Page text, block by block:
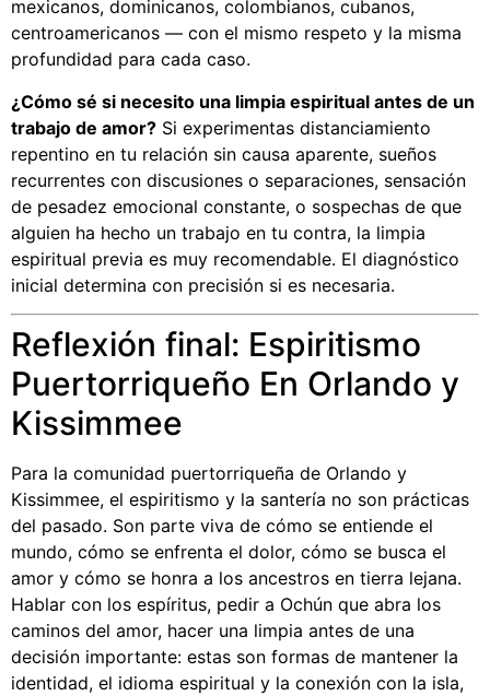
mexicanos, dominicanos, colombianos, cubanos,
centroamericanos — con el mismo respeto y la misma
profundidad para cada caso.
¿Cómo sé si necesito una limpia espiritual antes de un
trabajo de amor? Si experimentas distanciamiento
repentino en tu relación sin causa aparente, sueños
recurrentes con discusiones o separaciones, sensación
de pesadez emocional constante, o sospechas de que
alguien ha hecho un trabajo en tu contra, la limpia
espiritual previa es muy recomendable. El diagnóstico
inicial determina con precisión si es necesaria.
Reflexión final: Espiritismo
Puertorriqueño En Orlando y
Kissimmee
Para la comunidad puertorriqueña de Orlando y
Kissimmee, el espiritismo y la santería no son prácticas
del pasado. Son parte viva de cómo se entiende el
mundo, cómo se enfrenta el dolor, cómo se busca el
amor y cómo se honra a los ancestros en tierra lejana.
Hablar con los espíritus, pedir a Ochún que abra los
caminos del amor, hacer una limpia antes de una
decisión importante: estas son formas de mantener la
identidad, el idioma espiritual y la conexión con la isla,